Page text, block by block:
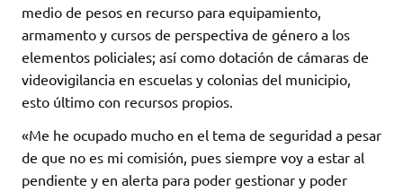
medio de pesos en recurso para equipamiento,
armamento y cursos de perspectiva de género a los
elementos policiales; así como dotación de cámaras de
videovigilancia en escuelas y colonias del municipio,
esto último con recursos propios.
«Me he ocupado mucho en el tema de seguridad a pesar
de que no es mi comisión, pues siempre voy a estar al
pendiente y en alerta para poder gestionar y poder